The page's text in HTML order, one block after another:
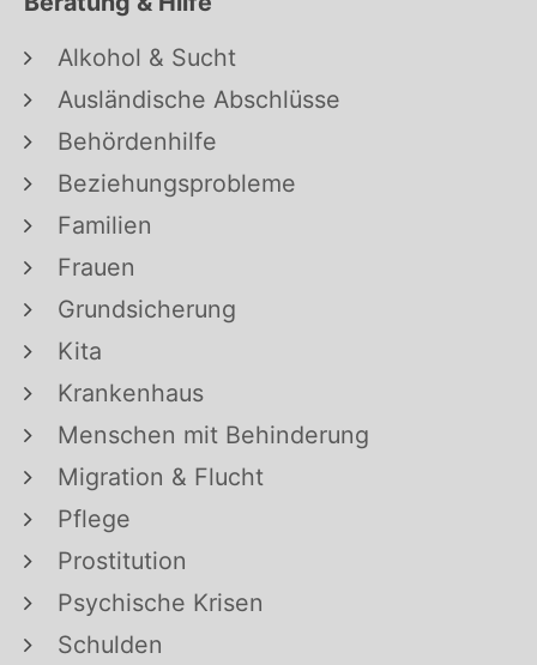
Alkohol & Sucht
Ausländische Abschlüsse
Behördenhilfe
Beziehungsprobleme
Familien
Frauen
Grundsicherung
Kita
Krankenhaus
Menschen mit Behinderung
Migration & Flucht
Pflege
Prostitution
Psychische Krisen
Schulden